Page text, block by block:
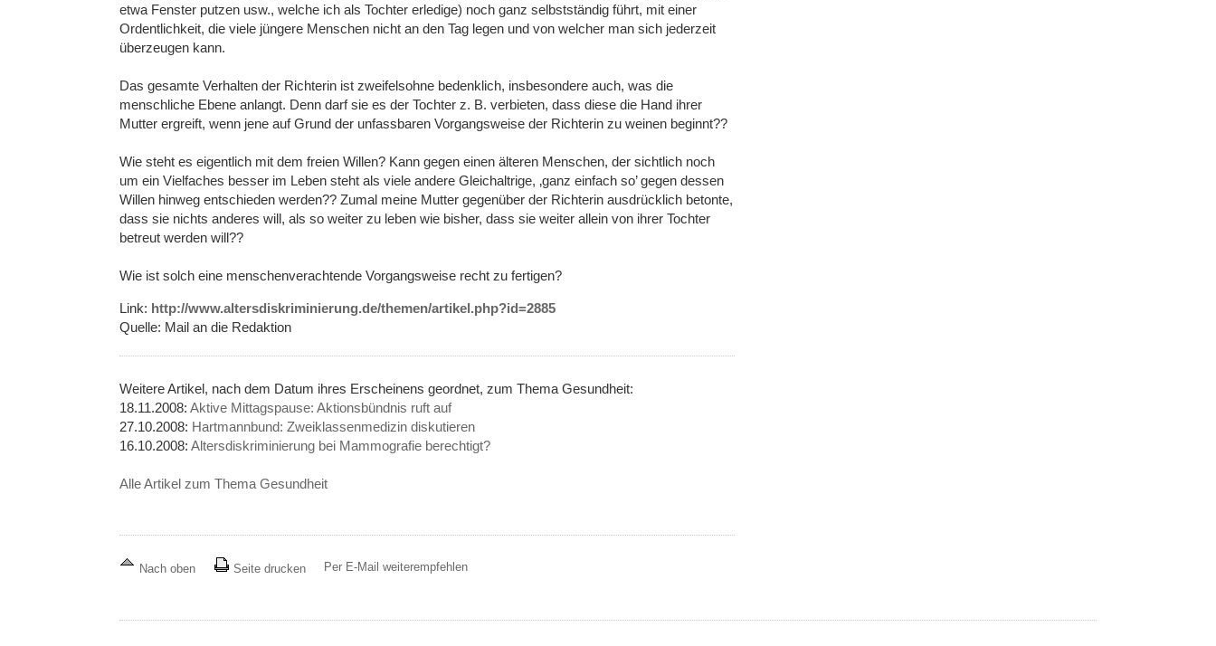
etwa Fenster putzen usw., welche ich als Tochter erledige) noch ganz selbstständig führt, mit einer
Ordentlichkeit, die viele jüngere Menschen nicht an den Tag legen und von welcher man sich jederzeit
überzeugen kann.
Das gesamte Verhalten der Richterin ist zweifelsohne bedenklich, insbesondere auch, was die
menschliche Ebene anlangt. Denn darf sie es der Tochter z. B. verbieten, dass diese die Hand ihrer
Mutter ergreift, wenn jene auf Grund der unfassbaren Vorgangsweise der Richterin zu weinen beginnt??
Wie steht es eigentlich mit dem freien Willen? Kann gegen einen älteren Menschen, der sichtlich noch
um ein Vielfaches besser im Leben steht als viele andere Gleichaltrige, ‚ganz einfach so’ gegen dessen
Willen hinweg entschieden werden?? Zumal meine Mutter gegenüber der Richterin ausdrücklich betonte,
dass sie nichts anderes will, als so weiter zu leben wie bisher, dass sie weiter allein von ihrer Tochter
betreut werden will??
Wie ist solch eine menschenverachtende Vorgangsweise recht zu fertigen?
Link: http://www.altersdiskriminierung.de/themen/artikel.php?id=2885
Quelle: Mail an die Redaktion
Weitere Artikel, nach dem Datum ihres Erscheinens geordnet, zum Thema Gesundheit:
18.11.2008: Aktive Mittagspause: Aktionsbündnis ruft auf
27.10.2008: Hartmannbund: Zweiklassenmedizin diskutieren
16.10.2008: Altersdiskriminierung bei Mammografie berechtigt?
Alle Artikel zum Thema Gesundheit
Nach oben Seite drucken Per E-Mail weiterempfehlen